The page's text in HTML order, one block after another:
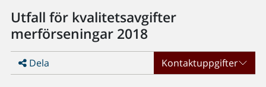
Utfall för kvalitetsavgifter
merförseningar 2018
Dela Kontaktuppgifter